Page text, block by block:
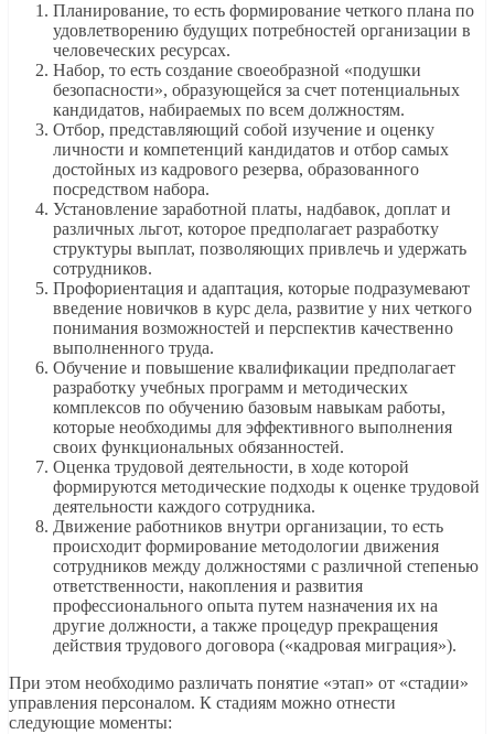
Планирование, то есть формирование четкого плана по
удовлетворению будущих потребностей организации в
человеческих ресурсах.
Набор, то есть создание своеобразной «подушки
безопасности», образующейся за счет потенциальных
кандидатов, набираемых по всем должностям.
Отбор, представляющий собой изучение и оценку
личности и компетенций кандидатов и отбор самых
достойных из кадрового резерва, образованного
посредством набора.
Установление заработной платы, надбавок, доплат и
различных льгот, которое предполагает разработку
структуры выплат, позволяющих привлечь и удержать
сотрудников.
Профориентация и адаптация, которые подразумевают
введение новичков в курс дела, развитие у них четкого
понимания возможностей и перспектив качественно
выполненного труда.
Обучение и повышение квалификации предполагает
разработку учебных программ и методических
комплексов по обучению базовым навыкам работы,
которые необходимы для эффективного выполнения
своих функциональных обязанностей.
Оценка трудовой деятельности, в ходе которой
формируются методические подходы к оценке трудовой
деятельности каждого сотрудника.
Движение работников внутри организации, то есть
происходит формирование методологии движения
сотрудников между должностями с различной степенью
ответственности, накопления и развития
профессионального опыта путем назначения их на
другие должности, а также процедур прекращения
действия трудового договора («кадровая миграция»).
При этом необходимо различать понятие «этап» от «стадии»
управления персоналом. К стадиям можно отнести
следующие моменты: